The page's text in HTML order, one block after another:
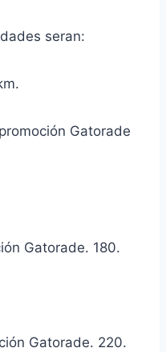
seran:
Gatorade
Gatorade. 180.
Gatorade. 220.